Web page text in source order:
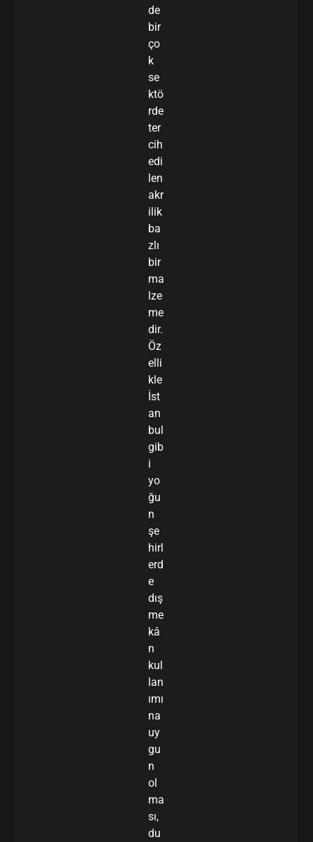
de
bir
ço
k
se
ktö
rde
ter
cih
edi
len
akr
ilik
ba
zlı
bir
ma
lze
me
dir.
Öz
elli
kle
İst
an
bul
gib
i
yo
ğu
n
şe
hirl
erd
e
dış
me
kâ
n
kul
lan
ımı
na
uy
gu
n
ol
ma
sı,
du